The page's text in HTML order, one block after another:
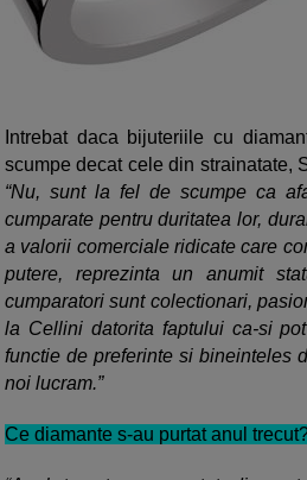
Intrebat daca bijuteriile cu
scumpe decat cele din strainatate,
“Nu, sunt la fel de scumpe ca
cumparate pentru duritatea lor,
a valorii comerciale ridicate care
putere, reprezinta un anumit
cumparatori sunt colectionari,
la Cellini datorita faptului ca-si
functie de preferinte si bineinteles
noi lucram.”
Ce diamante s-au purtat anul